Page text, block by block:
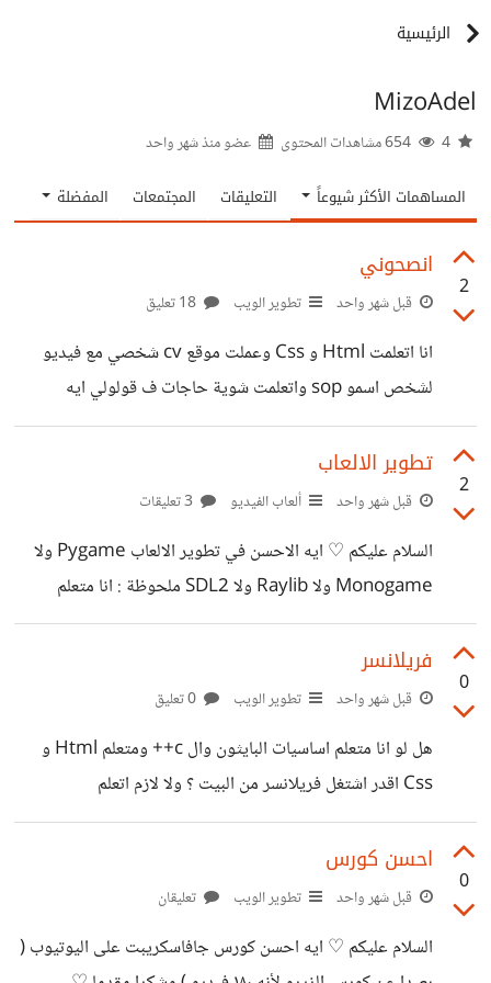
الرئيسية
MizoAdel
عضو منذشهر واحد
المساهمات الأكثر شيوعاً التعليقات المجتمعات المفضلة
2
انصحوني
قبل شهر واحد تطوير الويب
انا اتعلمت Html و Css وعملت موقع cv شخصي مع فيديو
لشخص اسمو sop واتعلمت شوية حاجات ف قولولي ايه
الخطوة الجاية وهل لازم اتعلم JavaScript رابط موقعي :
ناقصة تقولولي عليها وجزاكم الله كل خير ♡
2
تطوير الالعاب
قبل شهر واحد ألعاب الفيديو
السلام عليكم ♡ ايه الاحسن في تطوير الالعاب Pygame ولا
Monogame ولا Raylib ولا SDL2 ملحوظة : انا متعلم
البايثون واساسيات الC++ ومش عايز اي محرك شكرا مقدما ♡
0
فريلانسر
قبل شهر واحد تطوير الويب
هل لو انا متعلم اساسيات البايثون وال c++ ومتعلم Html و
Css اقدر اشتغل فريلانسر من البيت ؟ ولا لازم اتعلم
جافاسكريبت او PHP ؟
0
احسن كورس
قبل شهر واحد تطوير الويب تعليقان
السلام عليكم ♡ ايه احسن كورس جافاسكريبت على اليوتيوب (